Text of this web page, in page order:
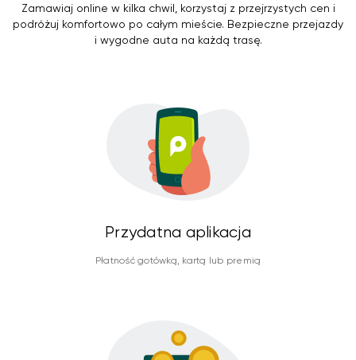
Zamawiaj online w kilka chwil, korzystaj z przejrzystych cen i
podróżuj komfortowo po całym mieście. Bezpieczne przejazdy
i wygodne auta na każdą trasę.
Przydatna aplikacja
Płatność gotówką, kartą lub premią